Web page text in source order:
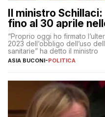
Il ministro
fino al 30 aprile
“Proprio oggi ho firmato
2023 dell’obbligo dell’uso
sanitarie” ha detto il ministro
ASIA BUCONI-POLITICA